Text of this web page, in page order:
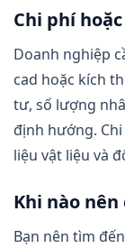
Chi phí
Doanh nghiệp
cad hoặc kích
tư, số lượng
định hướng.
liệu vật liệu và
Khi nào
Bạn nên tìm